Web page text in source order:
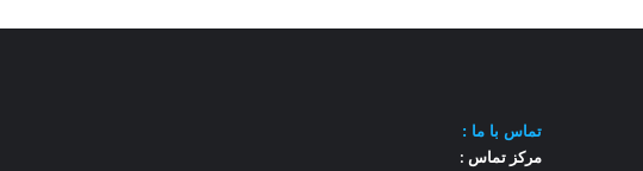
تماس با ما :
مرکز تماس :